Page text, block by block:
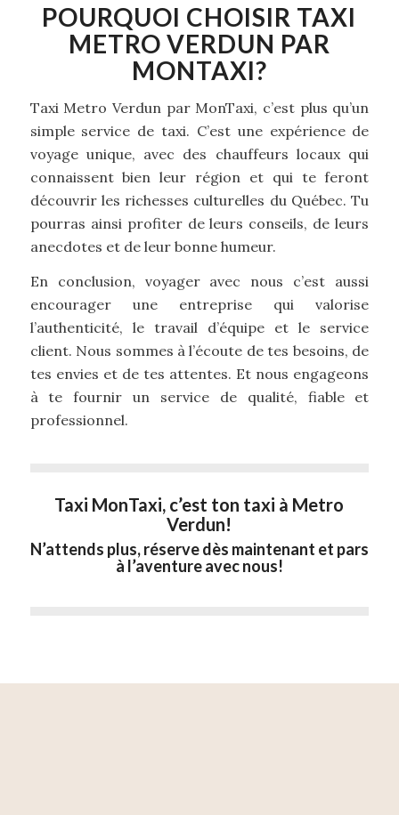
POURQUOI CHOISIR TAXI
METRO VERDUN PAR
MONTAXI?
Taxi Metro Verdun par MonTaxi, c’est plus qu’un
simple service de taxi. C’est une expérience de
voyage unique, avec des chauffeurs locaux qui
connaissent bien leur région et qui te feront
découvrir les richesses culturelles du Québec. Tu
pourras ainsi profiter de leurs conseils, de leurs
anecdotes et de leur bonne humeur.
En conclusion, voyager avec nous c’est aussi
encourager une entreprise qui valorise
l’authenticité, le travail d’équipe et le service
client. Nous sommes à l’écoute de tes besoins, de
tes envies et de tes attentes. Et nous engageons
à te fournir un service de qualité, fiable et
professionnel.
Taxi MonTaxi, c’est ton taxi à Metro
Verdun!
N’attends plus, réserve dès maintenant et pars
à l’aventure avec nous!